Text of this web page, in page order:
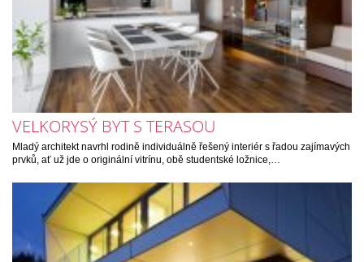
VELKORYSÝ BYT S TERASOU
Mladý architekt navrhl rodině individuálně řešený interiér s řadou zajímavých
prvků, ať už jde o originální vitrínu, obě studentské ložnice,…